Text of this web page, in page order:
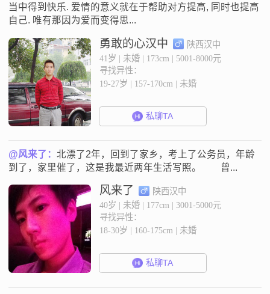
当中得到快乐. 爱情的意义就在于帮助对方提高, 同时也提高
自己. 唯有那因为爱而变得思...
勇敢的心汉中
陕西汉中
41岁 | 未婚 | 173cm | 5001-8000元
寻找异性：
19-27岁 | 157-170cm | 未婚
私聊TA
@风来了：北漂了2年，回到了家乡，考上了公务员，年龄
到了，家里催了，这是我最近两年生活写照。 曾...
风来了
陕西汉中
40岁 | 未婚 | 177cm | 3001-5000元
寻找异性：
18-30岁 | 160-175cm | 未婚
私聊TA